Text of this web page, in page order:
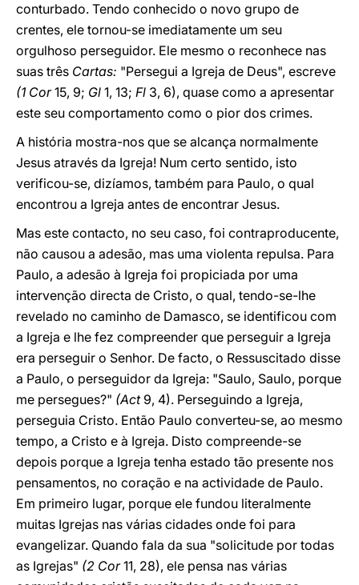
conturbado. Tendo conhecido o novo grupo de
crentes, ele tornou-se imediatamente um seu
orgulhoso perseguidor. Ele mesmo o reconhece nas
suas três Cartas: "Persegui a Igreja de Deus", escreve
(1 Cor15, 9; Gl 1, 13; Fl 3, 6), quase como a apresentar
este seu comportamento como o pior dos crimes.
A história mostra-nos que se alcança normalmente
Jesus através da Igreja! Num certo sentido, isto
verificou-se, dizíamos, também para Paulo, o qual
encontrou a Igreja antes de encontrar Jesus.
Mas este contacto, no seu caso, foi contraproducente,
não causou a adesão, mas uma violenta repulsa. Para
Paulo, a adesão à Igreja foi propiciada por uma
intervenção directa de Cristo, o qual, tendo-se-lhe
revelado no caminho de Damasco, se identificou com
a Igreja e lhe fez compreender que perseguir a Igreja
era perseguir o Senhor. De facto, o Ressuscitado disse
a Paulo, o perseguidor da Igreja: "Saulo, Saulo, porque
me persegues?" (Act9, 4). Perseguindo a Igreja,
perseguia Cristo. Então Paulo converteu-se, ao mesmo
tempo, a Cristo e à Igreja. Disto compreende-se
depois porque a Igreja tenha estado tão presente nos
pensamentos, no coração e na actividade de Paulo.
Em primeiro lugar, porque ele fundou literalmente
muitas Igrejas nas várias cidades onde foi para
evangelizar. Quando fala da sua "solicitude por todas
as Igrejas" (2 Cor11, 28), ele pensa nas várias